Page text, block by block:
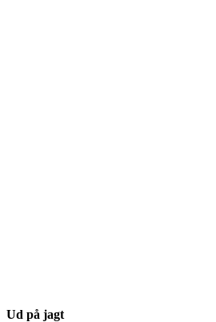
Ud på jagt